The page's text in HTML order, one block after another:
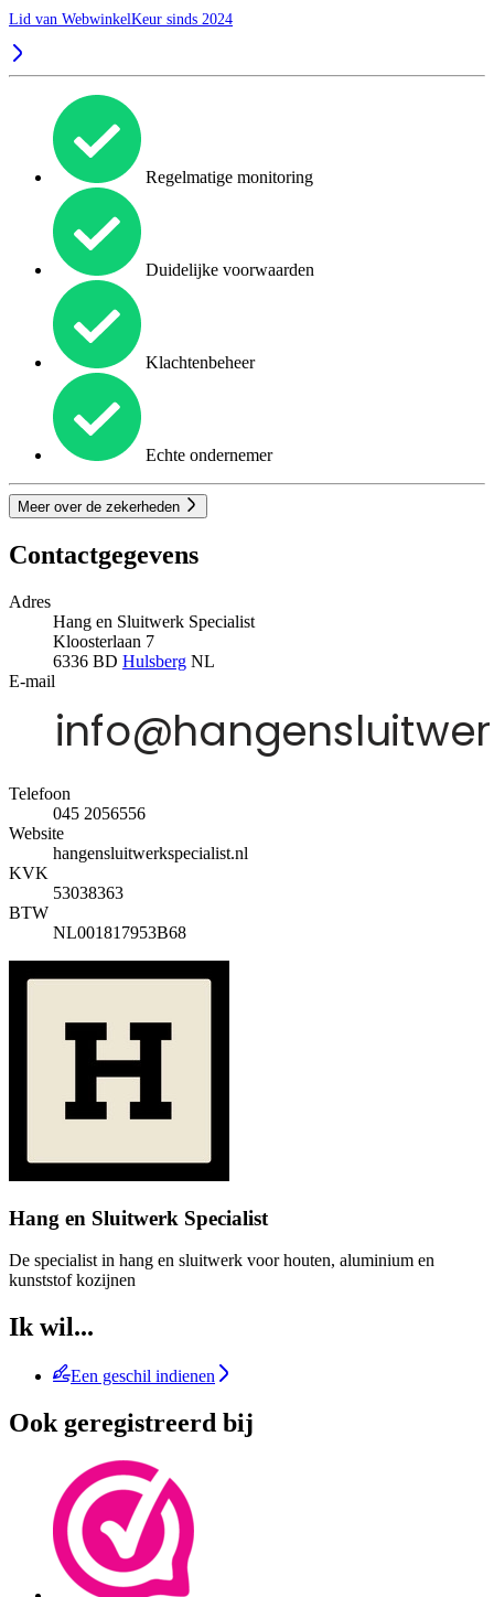
Lid van WebwinkelKeur sinds 2024
Regelmatige monitoring
Duidelijke voorwaarden
Klachtenbeheer
Echte ondernemer
Meer over de zekerheden
Contactgegevens
Adres
Hang en Sluitwerk Specialist
Kloosterlaan 7
6336 BD Hulsberg NL
E-mail
Telefoon
045 2056556
Website
hangensluitwerkspecialist.nl
KVK
53038363
BTW
NL001817953B68
Hang en Sluitwerk Specialist
De specialist in hang en sluitwerk voor houten, aluminium en
kunststof kozijnen
Ik wil...
Een geschil indienen
Ook geregistreerd bij